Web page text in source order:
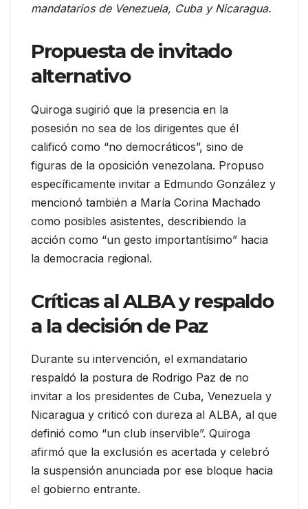
mandatarios de Venezuela, Cuba y Nicaragua.
Propuesta de invitado
alternativo
Quiroga sugirió que la presencia en la
posesión no sea de los dirigentes que él
calificó como “no democráticos”, sino de
figuras de la oposición venezolana. Propuso
específicamente invitar a Edmundo González y
mencionó también a María Corina Machado
como posibles asistentes, describiendo la
acción como “un gesto importantísimo” hacia
la democracia regional.
Críticas al ALBA y respaldo
a la decisión de Paz
Durante su intervención, el exmandatario
respaldó la postura de Rodrigo Paz de no
invitar a los presidentes de Cuba, Venezuela y
Nicaragua y criticó con dureza al ALBA, al que
definió como “un club inservible”. Quiroga
afirmó que la exclusión es acertada y celebró
la suspensión anunciada por ese bloque hacia
el gobierno entrante.